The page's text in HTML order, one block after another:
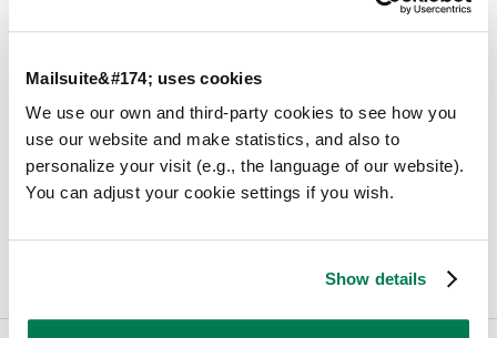
Mailsuite&#174; uses cookies
We use our own and third-party cookies to see how you
use our website and make statistics, and also to
personalize your visit (e.g., the language of our website).
You can adjust your cookie settings if you wish.
Show details
Alertes par e-mail
Comment arrêter de recevoir des alertes par email
Alertes par email désactivées mais toujours reçues